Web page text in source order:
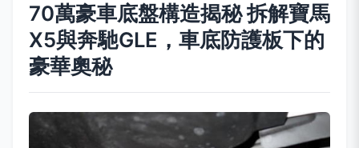
70萬豪車底盤構造揭秘 拆解寶馬
X5與奔馳GLE，車底防護板下的
豪華奧秘